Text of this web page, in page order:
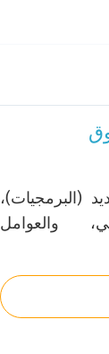
(البرمجيات)،
والعوامل